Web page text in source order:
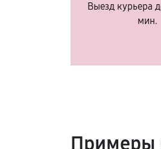
Выезд курьера
мин.
Примеры